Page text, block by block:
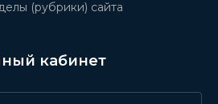
(рубрики) сайта
кабинет